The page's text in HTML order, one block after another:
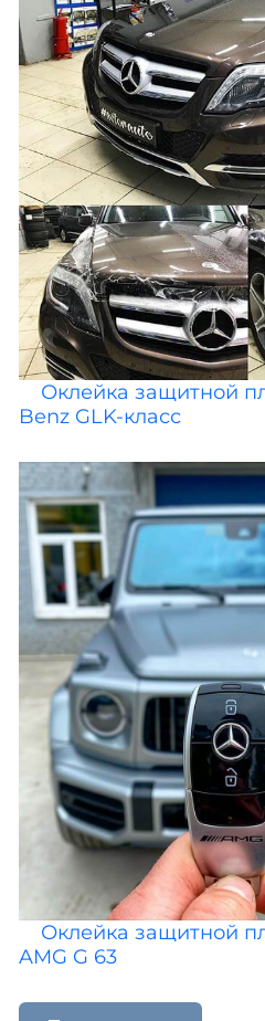
Оклейка защитной
Benz GLK-класс
Оклейка защитной
AMG G 63